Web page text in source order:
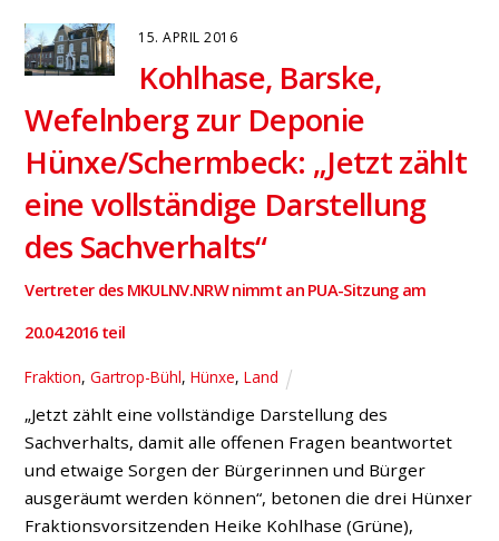
15. APRIL 2016
Kohlhase, Barske,
Wefelnberg zur Deponie
Hünxe/Schermbeck: „Jetzt zählt
eine vollständige Darstellung
des Sachverhalts“
Vertreter des MKULNV.NRW nimmt an PUA-Sitzung am
20.04.2016 teil
Fraktion,Gartrop-Bühl,Hünxe,Land
„Jetzt zählt eine vollständige Darstellung des
Sachverhalts, damit alle offenen Fragen beantwortet
und etwaige Sorgen der Bürgerinnen und Bürger
ausgeräumt werden können“, betonen die drei Hünxer
Fraktionsvorsitzenden Heike Kohlhase (Grüne),